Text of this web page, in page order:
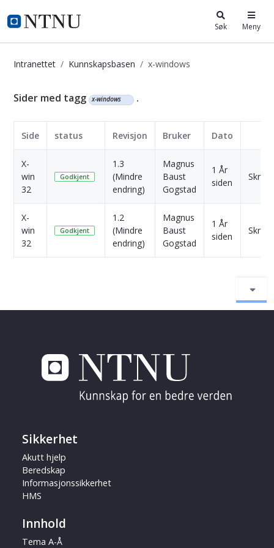
i.ntnu.no Søk Meny
Intranettet Kunnskapsbasen x-windows
Kunnskapsbasen
Sider med tagg x-windows .
Side status Revisjon Bruker Dato
X-
win
32
Godkjent
1.3
(Mindre
endring)
Magnus
Baust
Gogstad
1 År
siden
Skriv
X-
win
32
Godkjent
1.2
(Mindre
endring)
Magnus
Baust
Gogstad
1 År
siden
Skriv
Sikkerhet
Akutt hjelp
Beredskap
Informasjonssikkerhet
HMS
Innhold
Tema A-Å